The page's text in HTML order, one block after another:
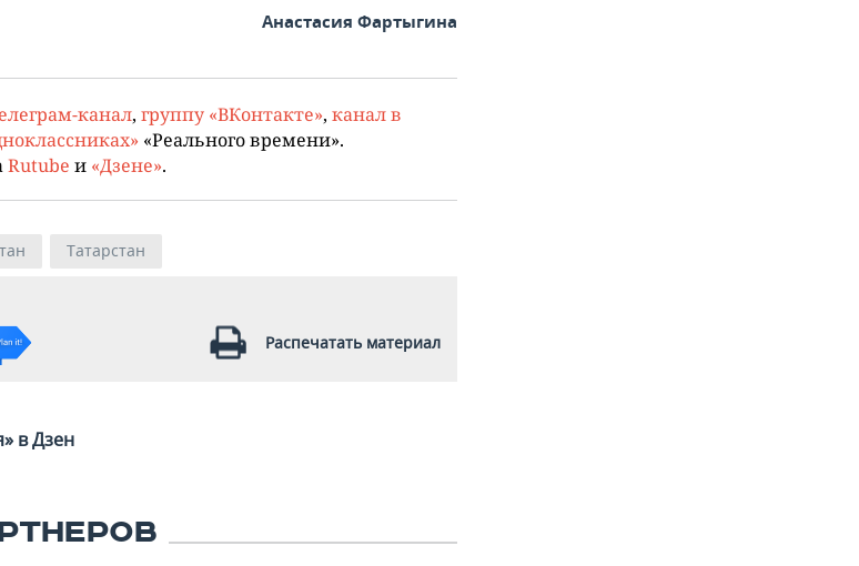
Анастасия Фартыгина
канал, группу «ВКонтакте», канал в
«Реального времени».
Rutube и «Дзене».
Татарстан
Распечатать материал
в Дзен